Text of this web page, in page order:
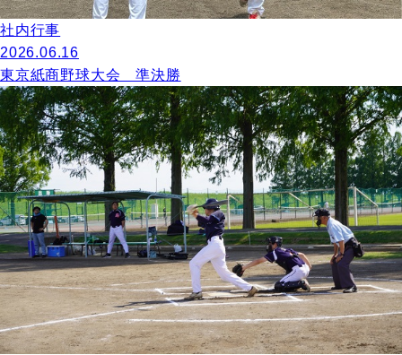
社内行事
2026.06.16
東京紙商野球大会 準決勝